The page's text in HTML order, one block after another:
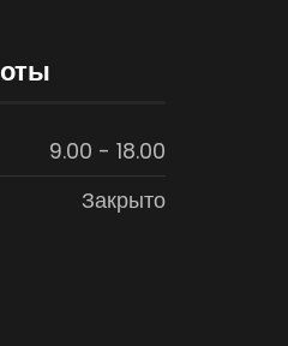
9.00 - 18.00
Закрыто